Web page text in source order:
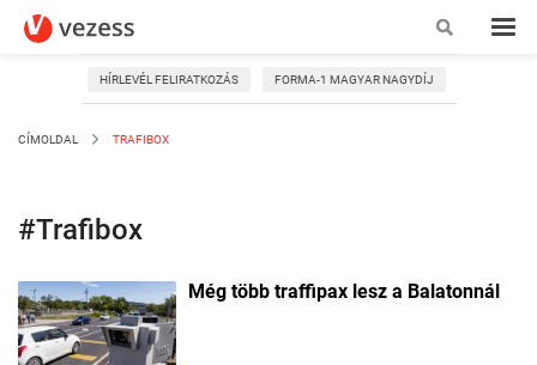
HÍRLEVÉL FELIRATKOZÁS FORMA-1 MAGYAR NAGYDÍJ
CÍMOLDAL TRAFIBOX
#Trafibox
Még több traffipax lesz a Balatonnál